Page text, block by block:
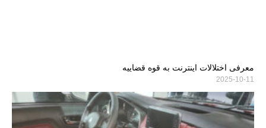
معرفی اختلالات اینترنت به قوه قضاییه
2025-10-11